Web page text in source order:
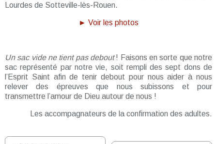
Lourdes de Sotteville-lès-Rouen.
► Voir les photos
Un sac vide ne tient pas debout! Faisons en sorte que notre
sac représenté par notre vie, soit rempli des sept dons de
l’Esprit Saint afin de tenir debout pour nous aider à nous
relever des épreuves que nous subissons et pour
transmettre l’amour de Dieu autour de nous !
Les accompagnateurs de la confirmation des adultes.